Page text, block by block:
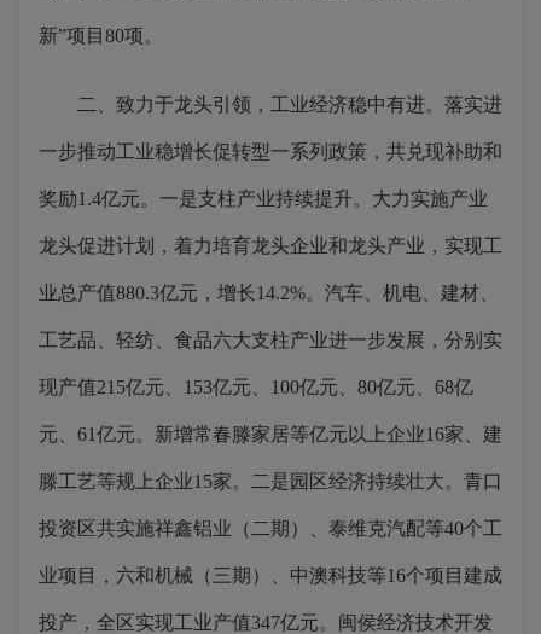
新”项目80项。
二、致力于龙头引领，工业经济稳中有进。落实进
一步推动工业稳增长促转型一系列政策，共兑现补助和
奖励1.4亿元。一是支柱产业持续提升。大力实施产业
龙头促进计划，着力培育龙头企业和龙头产业，实现工
业总产值880.3亿元，增长14.2%。汽车、机电、建材、
工艺品、轻纺、食品六大支柱产业进一步发展，分别实
现产值215亿元、153亿元、100亿元、80亿元、68亿
元、61亿元。新增常春滕家居等亿元以上企业16家、建
滕工艺等规上企业15家。二是园区经济持续壮大。青口
投资区共实施祥鑫铝业（二期）、泰维克汽配等40个工
业项目，六和机械（三期）、中澳科技等16个项目建成
投产，全区实现工业产值347亿元。闽侯经济技术开发